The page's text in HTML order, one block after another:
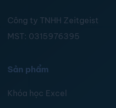
Công ty TNHH Zeitgeist
MST: 0315976395
Sản phẩm
Khóa học Excel